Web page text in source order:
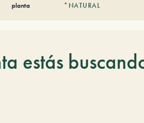
planta
*NATURAL
estás